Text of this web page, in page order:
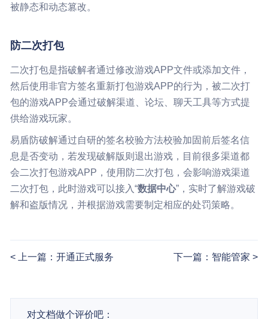
被静态和动态篡改。
防二次打包
二次打包是指破解者通过修改游戏APP文件或添加文件，
然后使用非官方签名重新打包游戏APP的行为，被二次打
包的游戏APP会通过破解渠道、论坛、聊天工具等方式提
供给游戏玩家。
易盾防破解通过自研的签名校验方法校验加固前后签名信
息是否变动，若发现破解版则退出游戏，目前很多渠道都
会二次打包游戏APP，使用防二次打包，会影响游戏渠道
二次打包，此时游戏可以接入“数据中心”，实时了解游戏破
解和盗版情况，并根据游戏需要制定相应的处罚策略。
上一篇：开通正式服务 下一篇：智能管家
对文档做个评价吧：